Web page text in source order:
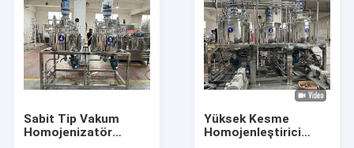
Sabit Tip Vakum
Homojenizatör
Yüksek Kesme
Homojenleştirici